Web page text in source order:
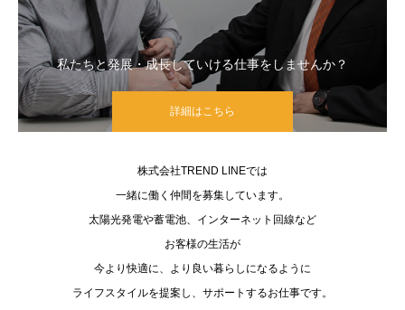
私たちと発展・成長していける仕事をしませんか？
詳細はこちら
株式会社TREND LINEでは
一緒に働く仲間を募集しています。
太陽光発電や蓄電池、インターネット回線など
お客様の生活が
今より快適に、より良い暮らしになるように
ライフスタイルを提案し、サポートするお仕事です。